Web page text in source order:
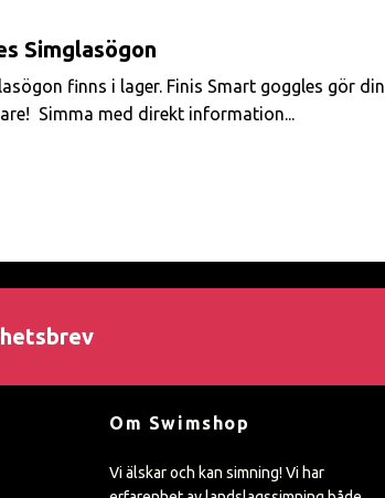
Simglasögon
finns i lager. Finis Smart goggles gör din
Simma med direkt information...
Om Swimshop
Vi älskar och kan simning! Vi har